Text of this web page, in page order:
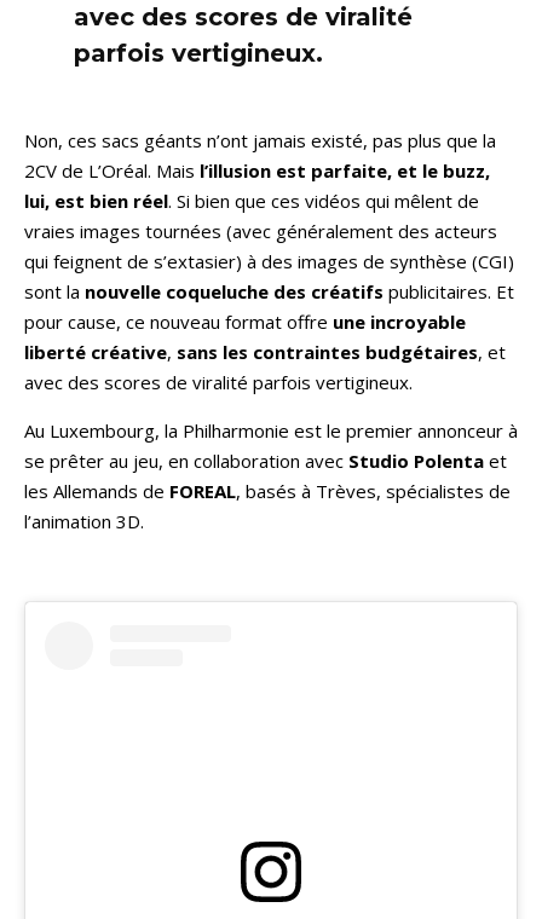
avec des scores de viralité
parfois vertigineux.
Non, ces sacs géants n’ont jamais existé, pas plus que la
2CV de L’Oréal. Mais l’illusion est parfaite, et le buzz,
lui, est bien réel. Si bien que ces vidéos qui mêlent de
vraies images tournées (avec généralement des acteurs
qui feignent de s’extasier) à des images de synthèse (CGI)
sont la nouvelle coqueluche des créatifs publicitaires. Et
pour cause, ce nouveau format offre une incroyable
liberté créative, sans les contraintes budgétaires, et
avec des scores de viralité parfois vertigineux.
Au Luxembourg, la Philharmonie est le premier annonceur à
se prêter au jeu, en collaboration avec Studio Polenta et
les Allemands de FOREAL, basés à Trèves, spécialistes de
l’animation 3D.